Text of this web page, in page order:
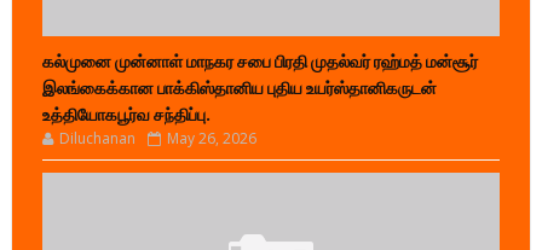
கல்முனை முன்னாள் மாநகர சபை பிரதி முதல்வர் ரஹ்மத் மன்சூர்
இலங்கைக்கான பாக்கிஸ்தானிய புதிய உயர்ஸ்தானிகருடன்
உத்தியோகபூர்வ சந்திப்பு.
Diluchanan May 26, 2026